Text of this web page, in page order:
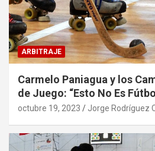
ARBITRAJE
Carmelo Paniagua y los
de Juego: “Esto No Es
octubre 19, 2023 Jorge Rodríguez